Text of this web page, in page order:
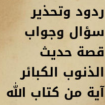
ردود وتحذير
سؤال وجواب
قصة حديث
الذنوب الكبائر
آية من كتاب الله